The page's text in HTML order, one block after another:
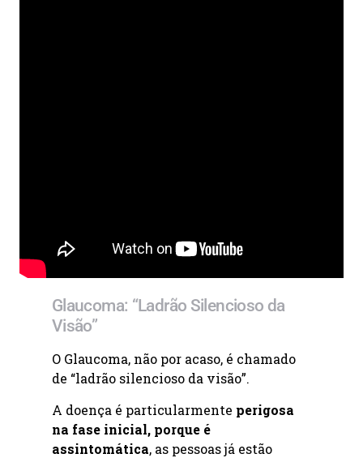
Glaucoma: “Ladrão Silencioso da
Visão”
O Glaucoma, não por acaso, é chamado
de “ladrão silencioso da visão”.
A doença é particularmente perigosa
na fase inicial, porque é
assintomática, as pessoas já estão